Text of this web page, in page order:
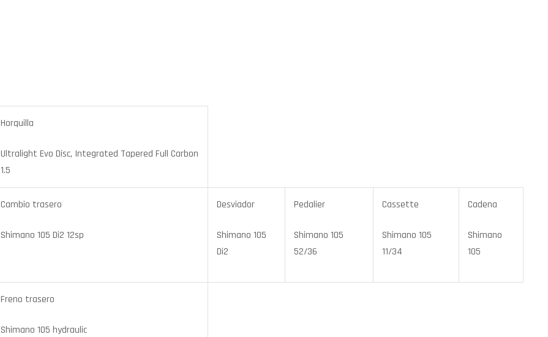
Horquilla
Ultralight Evo Disc, Integrated Tapered Full Carbon
1.5
Cambio trasero
Shimano 105 Di2 12sp
Desviador
Shimano 105
Di2
Pedalier
Shimano 105
52/36
Cassette
Shimano 105
11/34
Cadena
Shimano
105
Freno trasero
Shimano 105 hydraulic